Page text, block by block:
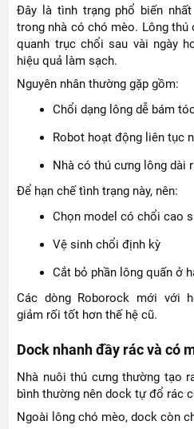
Đây là tình trạng phổ biến
trong nhà có chó mèo. Lông
quanh trục chổi sau vài ngày
hiệu quả làm sạch.
Nguyên nhân thường gặp gồm:
Chổi dạng lông dễ bám
Robot hoạt động liên tục
Nhà có thú cưng lông dài
Để hạn chế tình trạng này, nên:
Chọn model có chổi cao
Vệ sinh chổi định kỳ
Cắt bỏ phần lông quấn ở
Các dòng Roborock mới với
giảm rối tốt hơn thế hệ cũ.
Dock nhanh đầy rác và có
Nhà nuôi thú cưng thường tạo
bình thường nên dock tự đổ rác
Ngoài lông chó mèo, dock còn